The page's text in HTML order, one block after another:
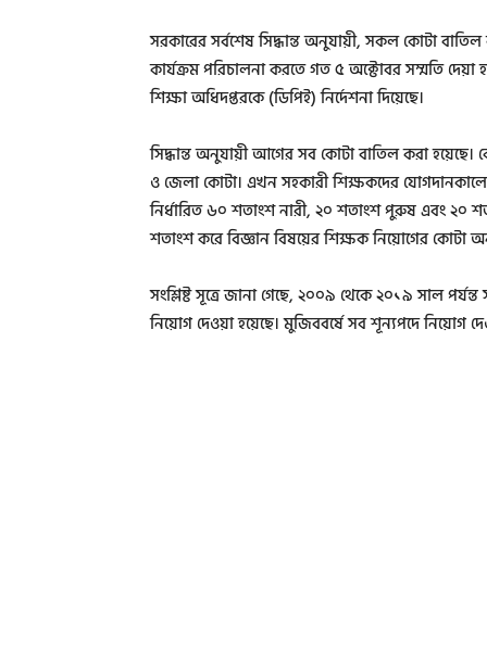
সরকারের সর্বশেষ সিদ্ধান্ত অনুযায়ী, সকল কোটা বাতিল
কার্যক্রম পরিচালনা করতে গত ৫ অক্টোবর সম্মতি দেয়া
শিক্ষা অধিদপ্তরকে (ডিপিই) নির্দেশনা দিয়েছে।
সিদ্ধান্ত অনুযায়ী আগের সব কোটা বাতিল করা হয়েছে।
ও জেলা কোটা। এখন সহকারী শিক্ষকদের
নির্ধারিত ৬০ শতাংশ নারী, ২০ শতাংশ পুরুষ এবং ২০
শতাংশ করে বিজ্ঞান বিষয়ের শিক্ষক নিয়োগের কোটা
সংশ্লিষ্ট সূত্রে জানা গেছে, ২০০৯ থেকে ২০১৯ সাল
নিয়োগ দেওয়া হয়েছে। মুজিববর্ষে সব শূন্যপদে নিয়োগ